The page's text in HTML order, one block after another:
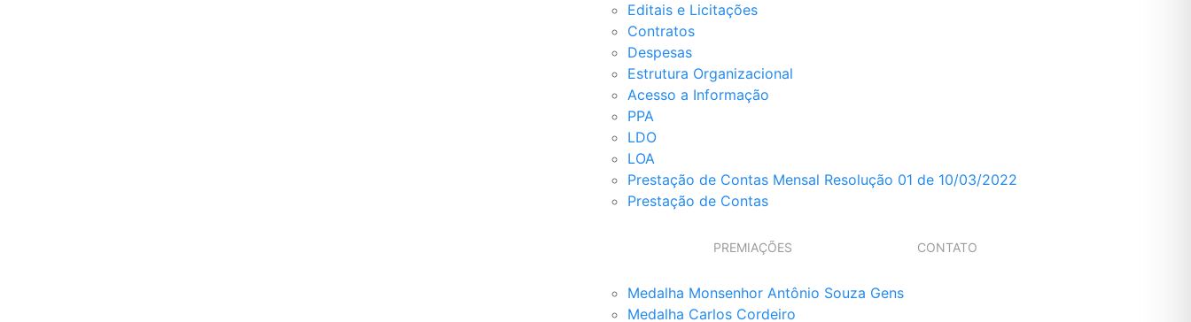
Editais e Licitações
Contratos
Despesas
Estrutura Organizacional
Acesso a Informação
PPA
LDO
LOA
Prestação de Contas Mensal Resolução 01 de 10/03/2022
Prestação de Contas
PREMIAÇÕES
Medalha Monsenhor Antônio Souza Gens
Medalha Carlos Cordeiro
CONTATO